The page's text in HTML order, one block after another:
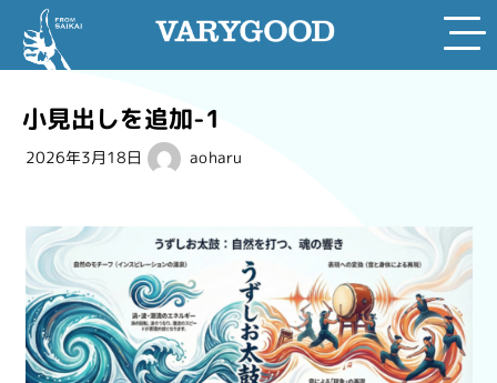
content
小見出しを追加-1
2026年3月18日 aoharu